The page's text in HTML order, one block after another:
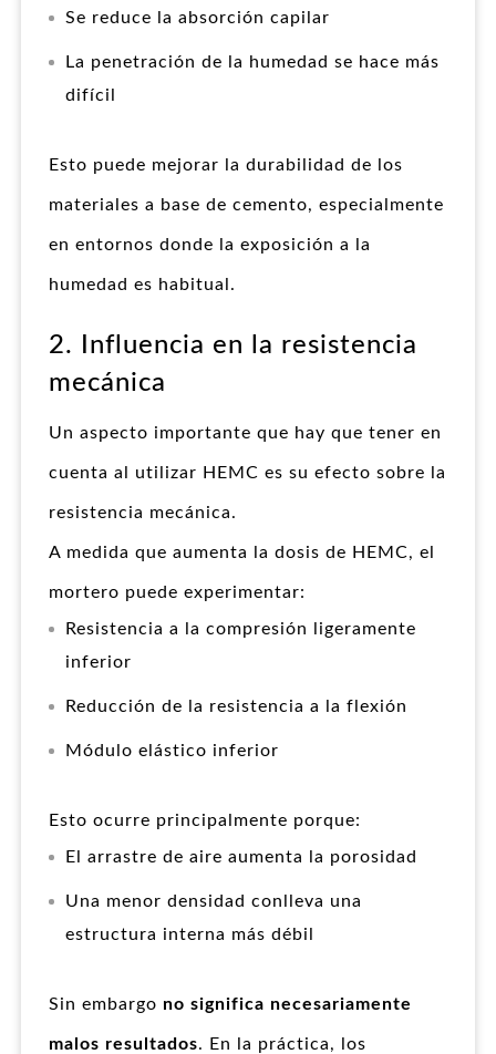
Se reduce la absorción capilar
La penetración de la humedad se hace más
difícil
Esto puede mejorar la durabilidad de los
materiales a base de cemento, especialmente
en entornos donde la exposición a la
humedad es habitual.
2. Influencia en la resistencia
mecánica
Un aspecto importante que hay que tener en
cuenta al utilizar HEMC es su efecto sobre la
resistencia mecánica.
A medida que aumenta la dosis de HEMC, el
mortero puede experimentar:
Resistencia a la compresión ligeramente
inferior
Reducción de la resistencia a la flexión
Módulo elástico inferior
Esto ocurre principalmente porque:
El arrastre de aire aumenta la porosidad
Una menor densidad conlleva una
estructura interna más débil
Sin embargo no significa necesariamente
malos resultados. En la práctica, los